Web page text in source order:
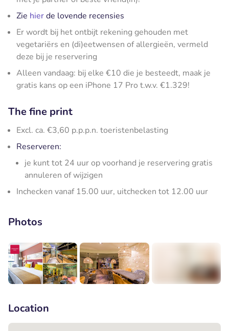
Zie hierde lovende recensies
Er wordt bij het ontbijt rekening gehouden met
vegetariërs en (di)eetwensen of allergieën, vermeld
deze bij je reservering
Alleen vandaag: bij elke €10 die je besteedt, maak je
gratis kans op een iPhone 17 Pro t.w.v. €1.329!
The fine print
Excl. ca. €3,60 p.p.p.n. toeristenbelasting
Reserveren:
je kunt tot 24 uur op voorhand je reservering gratis
annuleren of wijzigen
Inchecken vanaf 15.00 uur, uitchecken tot 12.00 uur
Photos
Location